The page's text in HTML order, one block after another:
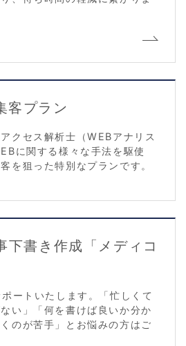
客プラン
クセス解析士（WEBアナリス
に関する様々な手法を駆使
を狙った特別なプランです。
下書き作成「メディコ
ートいたします。「忙しくて
い」「何を書けば良いか分か
のが苦手」とお悩みの方はご